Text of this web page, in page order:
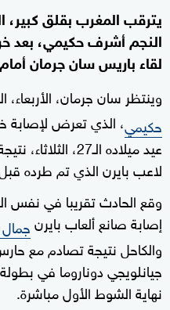
يترقب المغرب بقلق
النجم أشرف حكيمي، بعد
لقاء باريس سان جرمان أمام
وينتظر سان جرمان،
حكيمي، الذي تعرض لإصابة
عيد ميلاده الـ27،
لاعب بايرن الذي تم طرده
إصابة صانع ألعاب بايرن
والكاحل نتيجة تصادم مع
جيانلويجي دوناروما في
نهاية الشوط الأول مباشرة.